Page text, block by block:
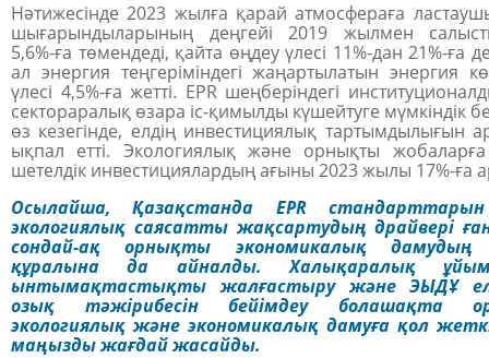
Нәтижесінде 2023 жылға қарай атмосфераға
шығарындыларының деңгейі 2019 жылмен
5,6%-ға төмендеді, қайта өңдеу үлесі 11%-дан 21%-ға
ал энергия теңгеріміндегі жаңартылатын энергия
үлесі 4,5%-ға жетті. EPR шеңберіндегі
сектораралық өзара іс-қимылды күшейтуге мүмкіндік
өз кезегінде, елдің инвестициялық тартымдылығын
ықпал етті. Экологиялық және орнықты жобаларға
шетелдік инвестициялардың ағыны 2023 жылы 17%-ға
Осылайша, Қазақстанда EPR стандарттарын
экологиялық саясатты жақсартудың драйвері
сондай-ақ орнықты экономикалық дамудың
құралына да айналды. Халықаралық
ынтымақтастықты жалғастыру және ЭЫДҰ
озық тәжірибесін бейімдеу болашақта
экологиялық және экономикалық дамуға қол
маңызды жағдай жасайды.